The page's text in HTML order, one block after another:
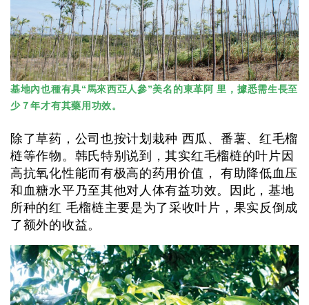
基地內也種有具“馬來西亞人參”美名的東革阿 里，據悉需生長至
少７年才有其藥用功效。
除了草药，公司也按计划栽种 西瓜、番薯、红毛榴
梿等作物。韩氏特别说到，其实红毛榴梿的叶片因
高抗氧化性能而有极高的药用价值， 有助降低血压
和血糖水平乃至其他对人体有益功效。因此，基地
所种的红 毛榴梿主要是为了采收叶片，果实反倒成
了额外的收益。